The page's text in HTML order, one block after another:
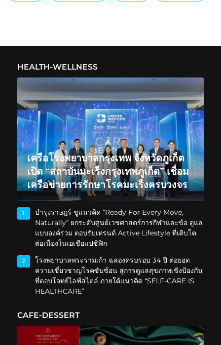
HEALTH-WELLNESS
เครือโรงพยาบาลกรุงเทพ จังหวัดภูเก็ต
เปิด “สถาบันมะเร็งกรุงเทพภูเก็ต” เชื่อม
เครือข่ายการรักษาโรคมะเร็งครบวงจร
1
บำรุงราษฎร์ ชูแนวคิด “Ready For Every Move,
Naturally” ยกระดับศูนย์เวชศาสตร์การกีฬาและข้อ ดูแล
แบบองค์รวม ตอบรับเทรนด์ Active Lifestyle ที่เติบโต
ต่อเนื่องในเอเชียแปซิฟิก
2
โรงพยาบาลพระรามเก้า ฉลองครบรอบ 34 ปี ต่อยอด
ความเชี่ยวชาญโรคซับซ้อน สู่การดูแลสุขภาพเชิงป้องกัน
ที่ตอบโจทย์ไลฟ์สไตล์ ภายใต้แนวคิด “SELF-CARE IS
HEALTHCARE”
CAFE-DESSERT